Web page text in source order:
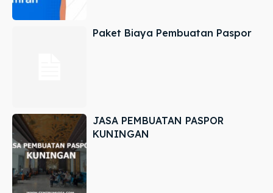
Paket Biaya Pembuatan Paspor
JASA PEMBUATAN PASPOR
KUNINGAN